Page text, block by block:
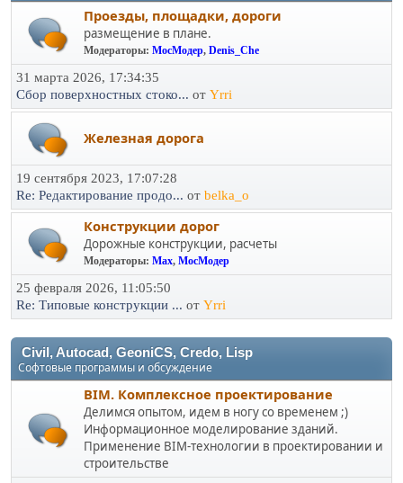
Проезды, площадки, дороги
размещение в плане.
Модераторы: МосМодер, Denis_Che
31 марта 2026, 17:34:35
Сбор поверхностных стоко... от Yrri
Железная дорога
19 сентября 2023, 17:07:28
Re: Редактирование продо... от belka_o
Конструкции дорог
Дорожные конструкции, расчеты
Модераторы: Max, МосМодер
25 февраля 2026, 11:05:50
Re: Типовые конструкции ... от Yrri
Civil, Autocad, GeoniCS, Credo, Lisp
Софтовые программы и обсуждение
BIM. Комплексное проектирование
Делимся опытом, идем в ногу со временем ;)
Информационное моделирование зданий.
Применение BIM-технологии в проектировании и
строительстве